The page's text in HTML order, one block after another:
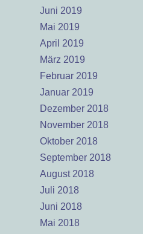
Juni 2019
Mai 2019
April 2019
März 2019
Februar 2019
Januar 2019
Dezember 2018
November 2018
Oktober 2018
September 2018
August 2018
Juli 2018
Juni 2018
Mai 2018